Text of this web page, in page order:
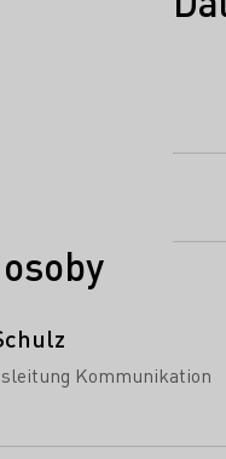
Kommunikation